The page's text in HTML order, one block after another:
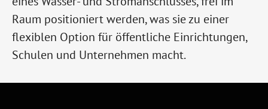
Raum positioniert werden, was sie zu einer
flexiblen Option für öffentliche Einrichtungen,
Schulen und Unternehmen macht.